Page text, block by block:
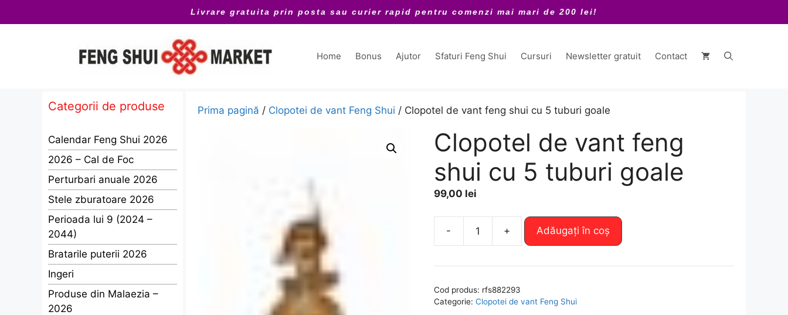
la
Livrare gratuita prin posta sau curier rapid pentru comenzi mai mari de 200 lei!
Home Bonus Ajutor Sfaturi Feng Shui Cursuri Newsletter gratuit Contact
Prima pagină / Clopotei de vant Feng Shui / Clopotel de vant feng shui cu 5 tuburi goale
Clopotel de vant feng
shui cu 5 tuburi goale
99,00 lei
-
de
feng
+ Adăugați în coș
e
n
Cod produs: rfs882293
Categorie: Clopotei de vant Feng Shui
Categorii de produse
Calendar Feng Shui 2026
2026 – Cal de Foc
Perturbari anuale 2026
Stele zburatoare 2026
Perioada lui 9 (2024 –
2044)
Bratarile puterii 2026
Ingeri
Produse din Malaezia –
2026